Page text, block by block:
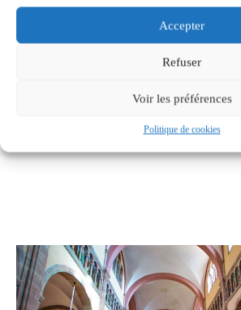
Accepter
Refuser
Voir les préférences
Politique de cookies